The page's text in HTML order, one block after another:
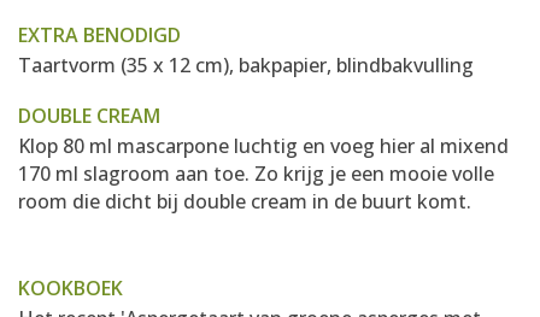
EXTRA BENODIGD
Taartvorm (35 x 12 cm), bakpapier, blindbakvulling
DOUBLE CREAM
Klop 80 ml mascarpone luchtig en voeg hier al mixend
170 ml slagroom aan toe. Zo krijg je een mooie volle
room die dicht bij double cream in de buurt komt.
KOOKBOEK